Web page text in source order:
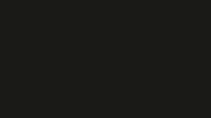
o FogãoNET
no clássico com o Fluminense,